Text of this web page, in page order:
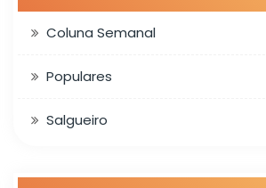
Coluna Semanal
Populares
Salgueiro